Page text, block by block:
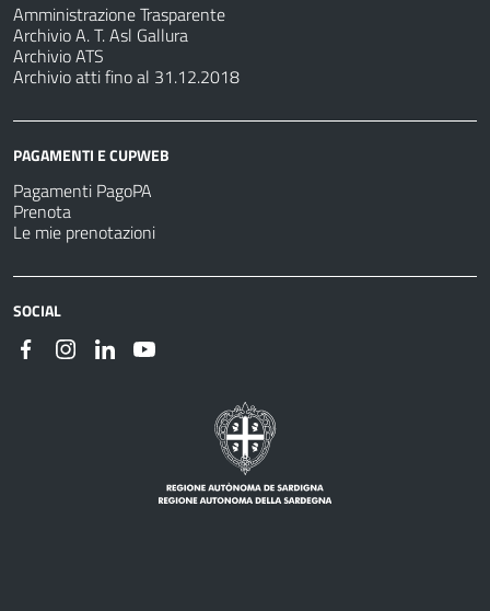
Amministrazione Trasparente
Archivio A. T. Asl Gallura
Archivio ATS
Archivio atti fino al 31.12.2018
PAGAMENTI E CUPWEB
Pagamenti PagoPA
Prenota
Le mie prenotazioni
SOCIAL